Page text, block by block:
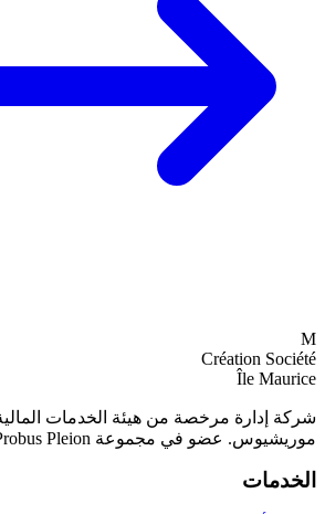
M
Création Société
Île Maurice
موريشيوس. عضو في مجموعة Probus Pleion السويسرية.
الخدمات